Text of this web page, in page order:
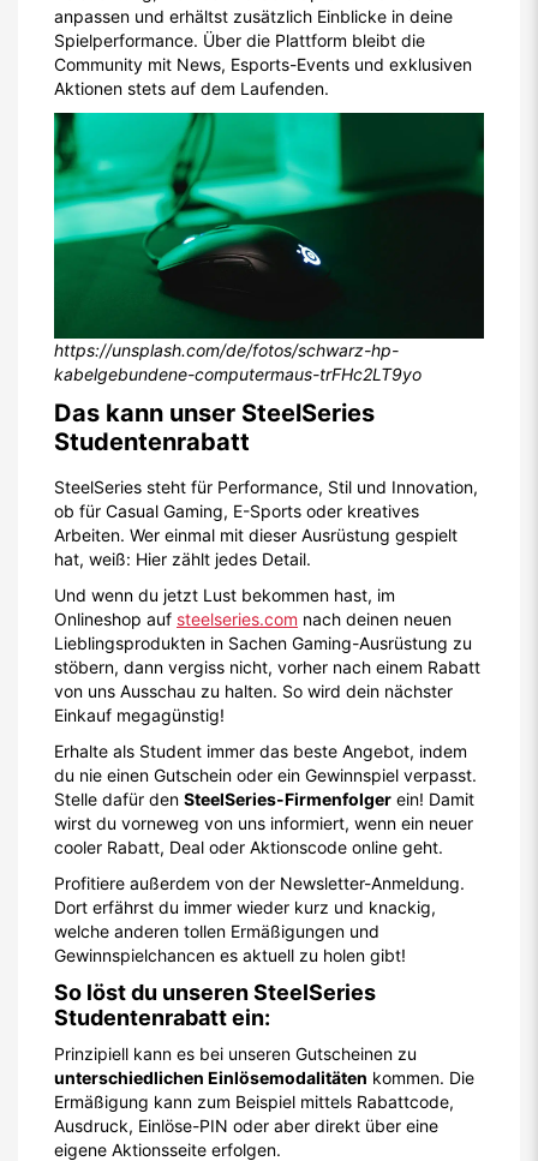
anpassen und erhältst zusätzlich Einblicke in deine
Spielperformance. Über die Plattform bleibt die
Community mit News, Esports-Events und exklusiven
Aktionen stets auf dem Laufenden.
https://unsplash.com/de/fotos/schwarz-hp-
kabelgebundene-computermaus-trFHc2LT9yo
Das kann unser SteelSeries
Studentenrabatt
SteelSeries steht für Performance, Stil und Innovation,
ob für Casual Gaming, E-Sports oder kreatives
Arbeiten. Wer einmal mit dieser Ausrüstung gespielt
hat, weiß: Hier zählt jedes Detail.
Und wenn du jetzt Lust bekommen hast, im
Onlineshop auf steelseries.com nach deinen neuen
Lieblingsprodukten in Sachen Gaming-Ausrüstung zu
stöbern, dann vergiss nicht, vorher nach einem Rabatt
von uns Ausschau zu halten. So wird dein nächster
Einkauf megagünstig!
Erhalte als Student immer das beste Angebot, indem
du nie einen Gutschein oder ein Gewinnspiel verpasst.
Stelle dafür den SteelSeries-Firmenfolger ein! Damit
wirst du vorneweg von uns informiert, wenn ein neuer
cooler Rabatt, Deal oder Aktionscode online geht.
Profitiere außerdem von der Newsletter-Anmeldung.
Dort erfährst du immer wieder kurz und knackig,
welche anderen tollen Ermäßigungen und
Gewinnspielchancen es aktuell zu holen gibt!
So löst du unseren SteelSeries
Studentenrabatt ein:
Prinzipiell kann es bei unseren Gutscheinen zu
unterschiedlichen Einlösemodalitäten kommen. Die
Ermäßigung kann zum Beispiel mittels Rabattcode,
Ausdruck, Einlöse-PIN oder aber direkt über eine
eigene Aktionsseite erfolgen.